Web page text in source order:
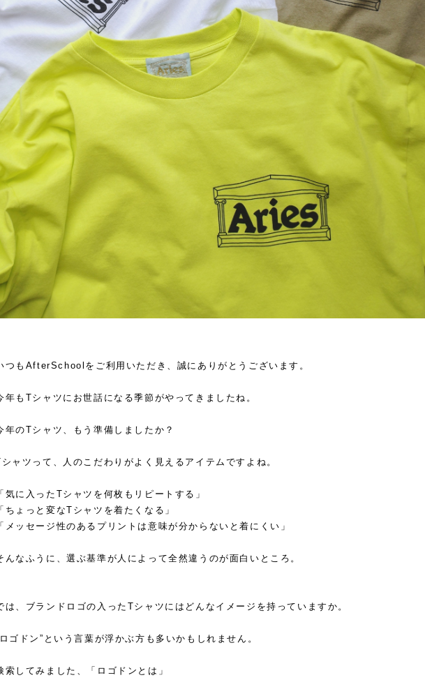
つもAfterSchoolをご利用いただき、誠にありがとうございます。
年もTシャツにお世話になる季節がやってきましたね。
年のTシャツ、もう準備しましたか？
ャツって、人のこだわりがよく見えるアイテムですよね。
「気に入ったTシャツを何枚もリピートする」
「ちょっと変なTシャツを着たくなる」
「メッセージ性のあるプリントは意味が分からないと着にくい」
んなふうに、選ぶ基準が人によって全然違うのが面白いところ。
は、ブランドロゴの入ったTシャツにはどんなイメージを持っていますか。
ゴドン”という言葉が浮かぶ方も多いかもしれません。
索してみました、「ロゴドンとは」